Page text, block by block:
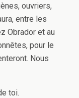
ouvriers,
entre les
Obrador et au
pour le
Nous
toi.